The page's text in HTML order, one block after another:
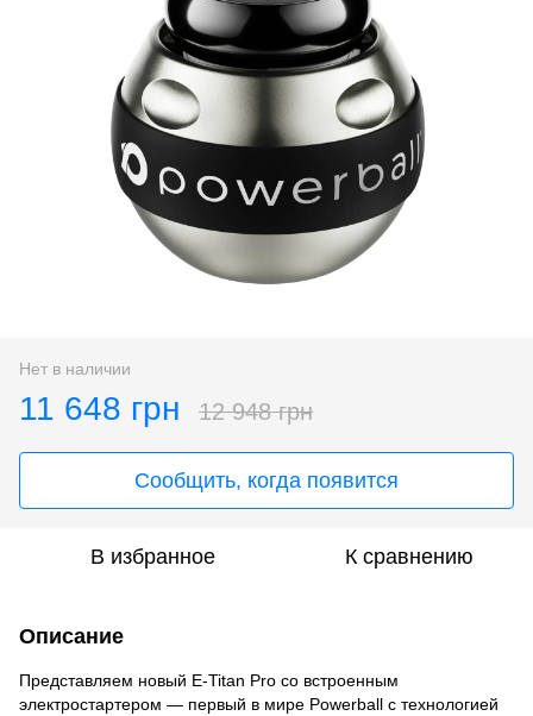
Нет в наличии
11 648 грн 12 948 грн
Сообщить, когда появится
В избранное К сравнению
Описание
Представляем новый E-Titan Pro со встроенным
электростартером — первый в мире Powerball с технологией